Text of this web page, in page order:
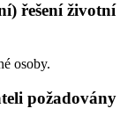
řešení životní
osoby.
požadovány